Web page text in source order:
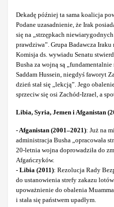
Dekadę później ta sama koalicja
Podane uzasadnienie, że Irak
się na „strzępkach
prawdziwa”. Grupa Badawcza Iraku
Komisja ds. wywiadu Senatu
Busha za wojną są „fundamentalnie
Saddam Hussein, niegdyś faworyt
dzień stał się „lekcją”. Jego
sprzeciw się osi Zachód-Izrael, a
Libia, Syria, Jemen i Afganistan
- Afganistan (2001–2021): Już na
administracja Busha „opracowała
20-letnia wojna doprowadziła do
Afgańczyków.
- Libia (2011): Rezolucja Rady
do ustanowienia strefy zakazu lotów
upoważnienie do obalenia
i stała się państwem upadłym.